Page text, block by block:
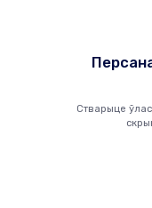
Стварыце